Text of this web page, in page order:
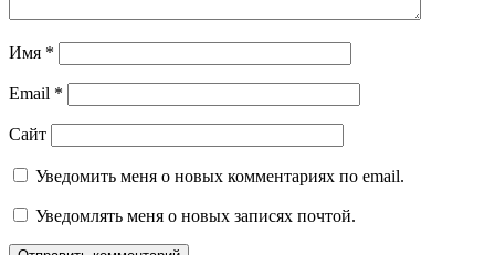
Имя *
Email *
Сайт
Уведомить меня о новых комментариях по email.
Уведомлять меня о новых записях почтой.